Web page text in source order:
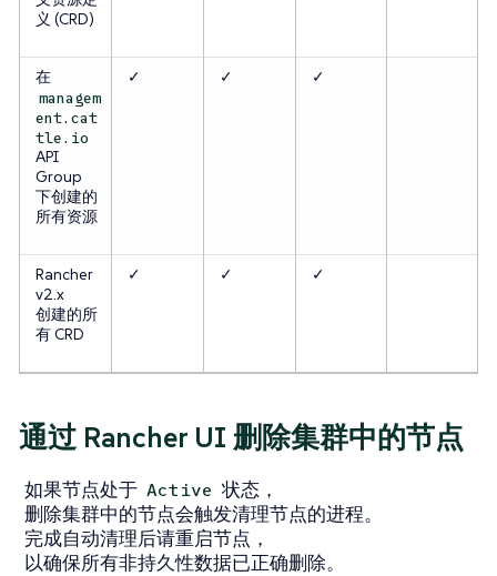
义 (CRD)
在
managem
ent.cat
tle.io
API
Group
下创建的
所有资源
✓ ✓ ✓
Rancher
v2.x
创建的所
有 CRD
✓ ✓ ✓
通过 Rancher UI 删除集群中的节点
如果节点处于 Active 状态，
删除集群中的节点会触发清理节点的进程。
完成自动清理后请重启节点，
以确保所有非持久性数据已正确删除。